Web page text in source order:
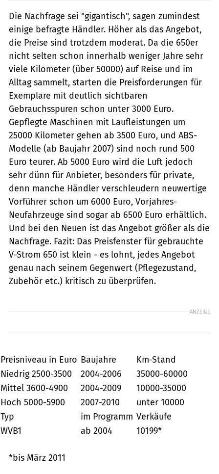
Die Nachfrage sei "gigantisch", sagen zumindest
einige befragte Händler. Höher als das Angebot,
die Preise sind trotzdem moderat. Da die 650er
nicht selten schon innerhalb weniger Jahre sehr
viele Kilometer (über 50000) auf Reise und im
Alltag sammelt, starten die Preisforderungen für
Exemplare mit deutlich sichtbaren
Gebrauchsspuren schon unter 3000 Euro.
Gepflegte Maschinen mit Laufleistungen um
25000 Kilometer gehen ab 3500 Euro, und ABS-
Modelle (ab Baujahr 2007) sind noch rund 500
Euro teurer. Ab 5000 Euro wird die Luft jedoch
sehr dünn für Anbieter, besonders für private,
denn manche Händler verschleudern neuwertige
Vorführer schon um 6000 Euro, Vorjahres-
Neufahrzeuge sind sogar ab 6500 Euro erhältlich.
Und bei den Neuen ist das Angebot größer als die
Nachfrage. Fazit: Das Preisfenster für gebrauchte
V-Strom 650 ist klein - es lohnt, jedes Angebot
genau nach seinem Gegenwert (Pflegezustand,
Zubehör etc.) kritisch zu überprüfen.
ANZEIGE
Preisniveau in Euro Baujahre
Km-Stand
Niedrig 2500-3500
2004-2006
35000-60000
Mittel 3600-4900
2004-2009
10000-35000
Hoch 5000-5900
2007-2010
unter 10000
Typ
im Programm Verkäufe
WVB1
ab 2004 10199*
*bis März 2011